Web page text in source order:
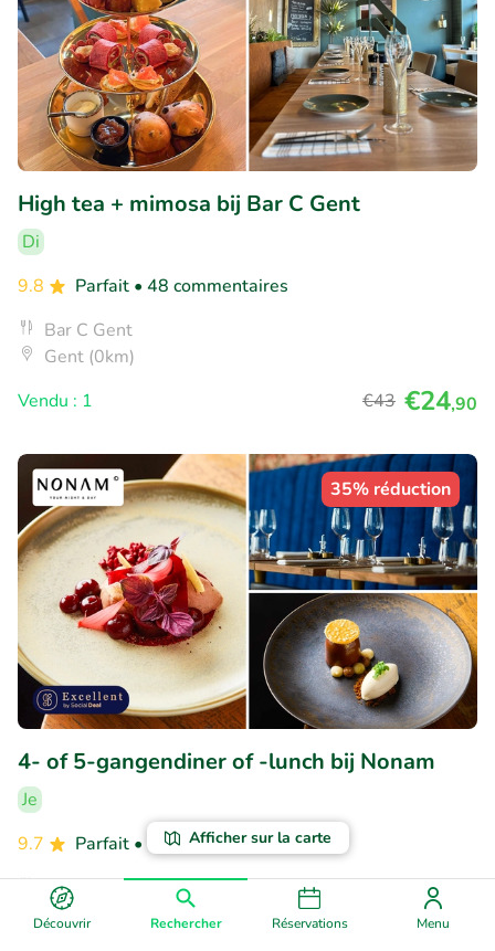
Découvrir Rechercher Réservations Menu
Afficher sur la carte
High tea + mimosa bij Bar C Gent
Di
9.8
Parfait • 48 commentaires
Bar C Gent
Gent (0km)
Vendu : 1
€43 €24,90
35% réduction
4- of 5-gangendiner of -lunch bij Nonam
Je
9.7
Parfait • 154 commentaires
Nonam
Gent (0km)